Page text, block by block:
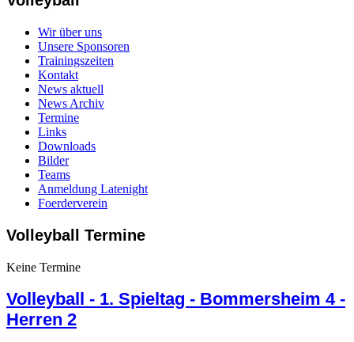
Wir über uns
Unsere Sponsoren
Trainingszeiten
Kontakt
News aktuell
News Archiv
Termine
Links
Downloads
Bilder
Teams
Anmeldung Latenight
Foerderverein
Volleyball Termine
Keine Termine
Volleyball - 1. Spieltag - Bommersheim 4 -
Herren 2